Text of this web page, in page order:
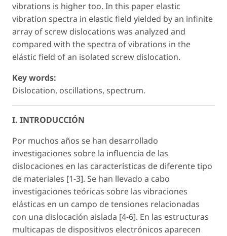
vibrations is higher too. In this paper elastic
vibration spectra in elastic field yielded by an infinite
array of screw dislocations was analyzed and
compared with the spectra of vibrations in the
elástic field of an isolated screw dislocation.
Key words:
Dislocation, oscillations, spectrum.
I. INTRODUCCIÓN
Por muchos años se han desarrollado
investigaciones sobre la influencia de las
dislocaciones en las características de diferente tipo
de materiales [1-3]. Se han llevado a cabo
investigaciones teóricas sobre las vibraciones
elásticas en un campo de tensiones relacionadas
con una dislocación aislada [4-6]. En las estructuras
multicapas de dispositivos electrónicos aparecen